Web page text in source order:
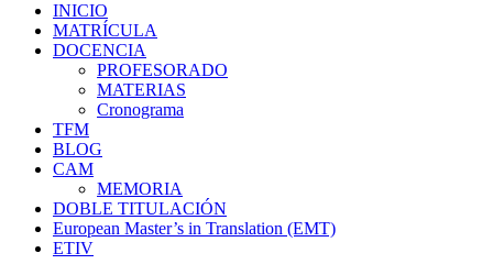
INICIO
MATRÍCULA
DOCENCIA
PROFESORADO
MATERIAS
Cronograma
TFM
BLOG
CAM
MEMORIA
DOBLE TITULACIÓN
European Master’s in Translation (EMT)
ETIV